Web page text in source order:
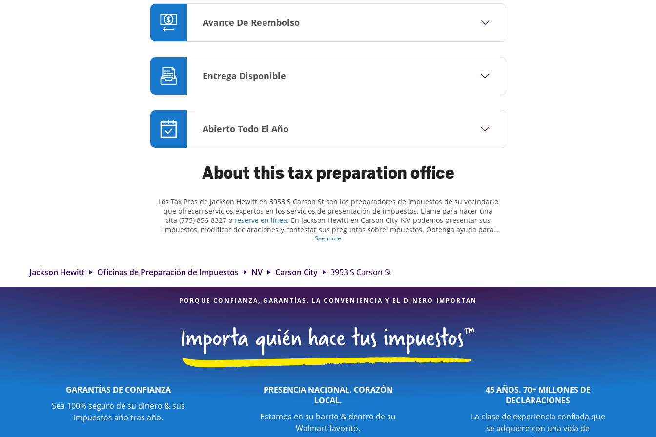
Avance De Reembolso
Entrega Disponible
Abierto Todo El Año
About this tax preparation office
Los Tax Pros de Jackson Hewitt en 3953 S Carson St son ​​los preparadores de impuestos de su vecindario
que ofrecen servicios expertos en los servicios de presentación de impuestos. Llame para hacer una
cita (775) 856-8327 o reserve en línea. En Jackson Hewitt en Carson City, NV, podemos presentar sus
impuestos, modificar declaraciones y contestar sus preguntas sobre impuestos. Obtenga ayuda para
presentar declaraciones de impuestos simples o situaciones más complejas, como los impuestos de
de impuestos en Carson City, NV, la ubicación de Jackson Hewitt en 3953 S Carson St es una opción
excelente. Con nuestros expertos profesionales de impuestos, atención al detalle y diversidad de
servicios financieros, puede estar seguro de que sus impuestos están en manos expertas.
See more
Jackson Hewitt Oficinas de Preparación de Impuestos NV Carson City 3953 S Carson St
PORQUE CONFIANZA, GARANTÍAS, LA CONVENIENCIA Y EL DINERO IMPORTAN
GARANTÍAS DE CONFIANZA
Sea 100% seguro de su dinero & sus
impuestos año tras año.
PRESENCIA NACIONAL. CORAZÓN
LOCAL.
Estamos en su barrio & dentro de su
Walmart favorito.
45 AÑOS. 70+ MILLONES DE
DECLARACIONES
La clase de experiencia confiada que
se adquiere con una vida de